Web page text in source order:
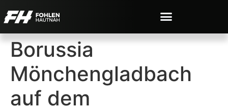
Borussia
Mönchengladbach
auf dem